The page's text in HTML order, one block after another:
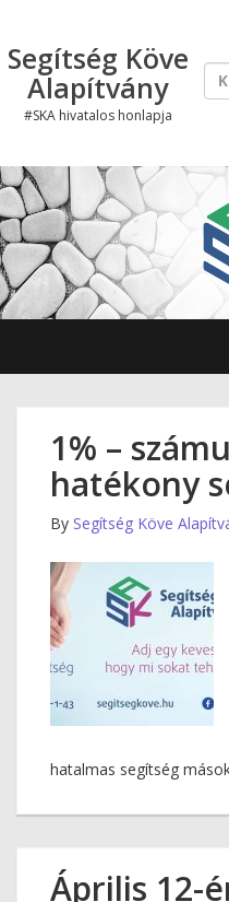
content
Segítség Köve
Alapítvány
#SKA hivatalos honlapja
1% –
hatékony
By Segítség Köve
hatalmas segítség
Április 12-